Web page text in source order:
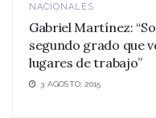
NACIONALES
Gabriel Martínez:
segundo grado que
lugares de trabajo”
3 AGOSTO, 2015